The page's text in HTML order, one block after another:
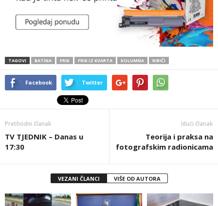
TAGOVI BATINA FRIK FRIK IZ KVARTA KOLUMNA RIBIČI
Facebook Twitter
Prethodni članak
TV TJEDNIK – Danas u
17:30
Idući članak
Teorija i praksa na
fotografskim radionicama
VEZANI ČLANCI VIŠE OD AUTORA